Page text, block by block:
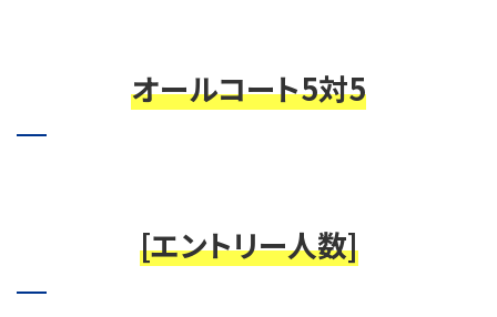
オールコート5対5
[エントリー人数]